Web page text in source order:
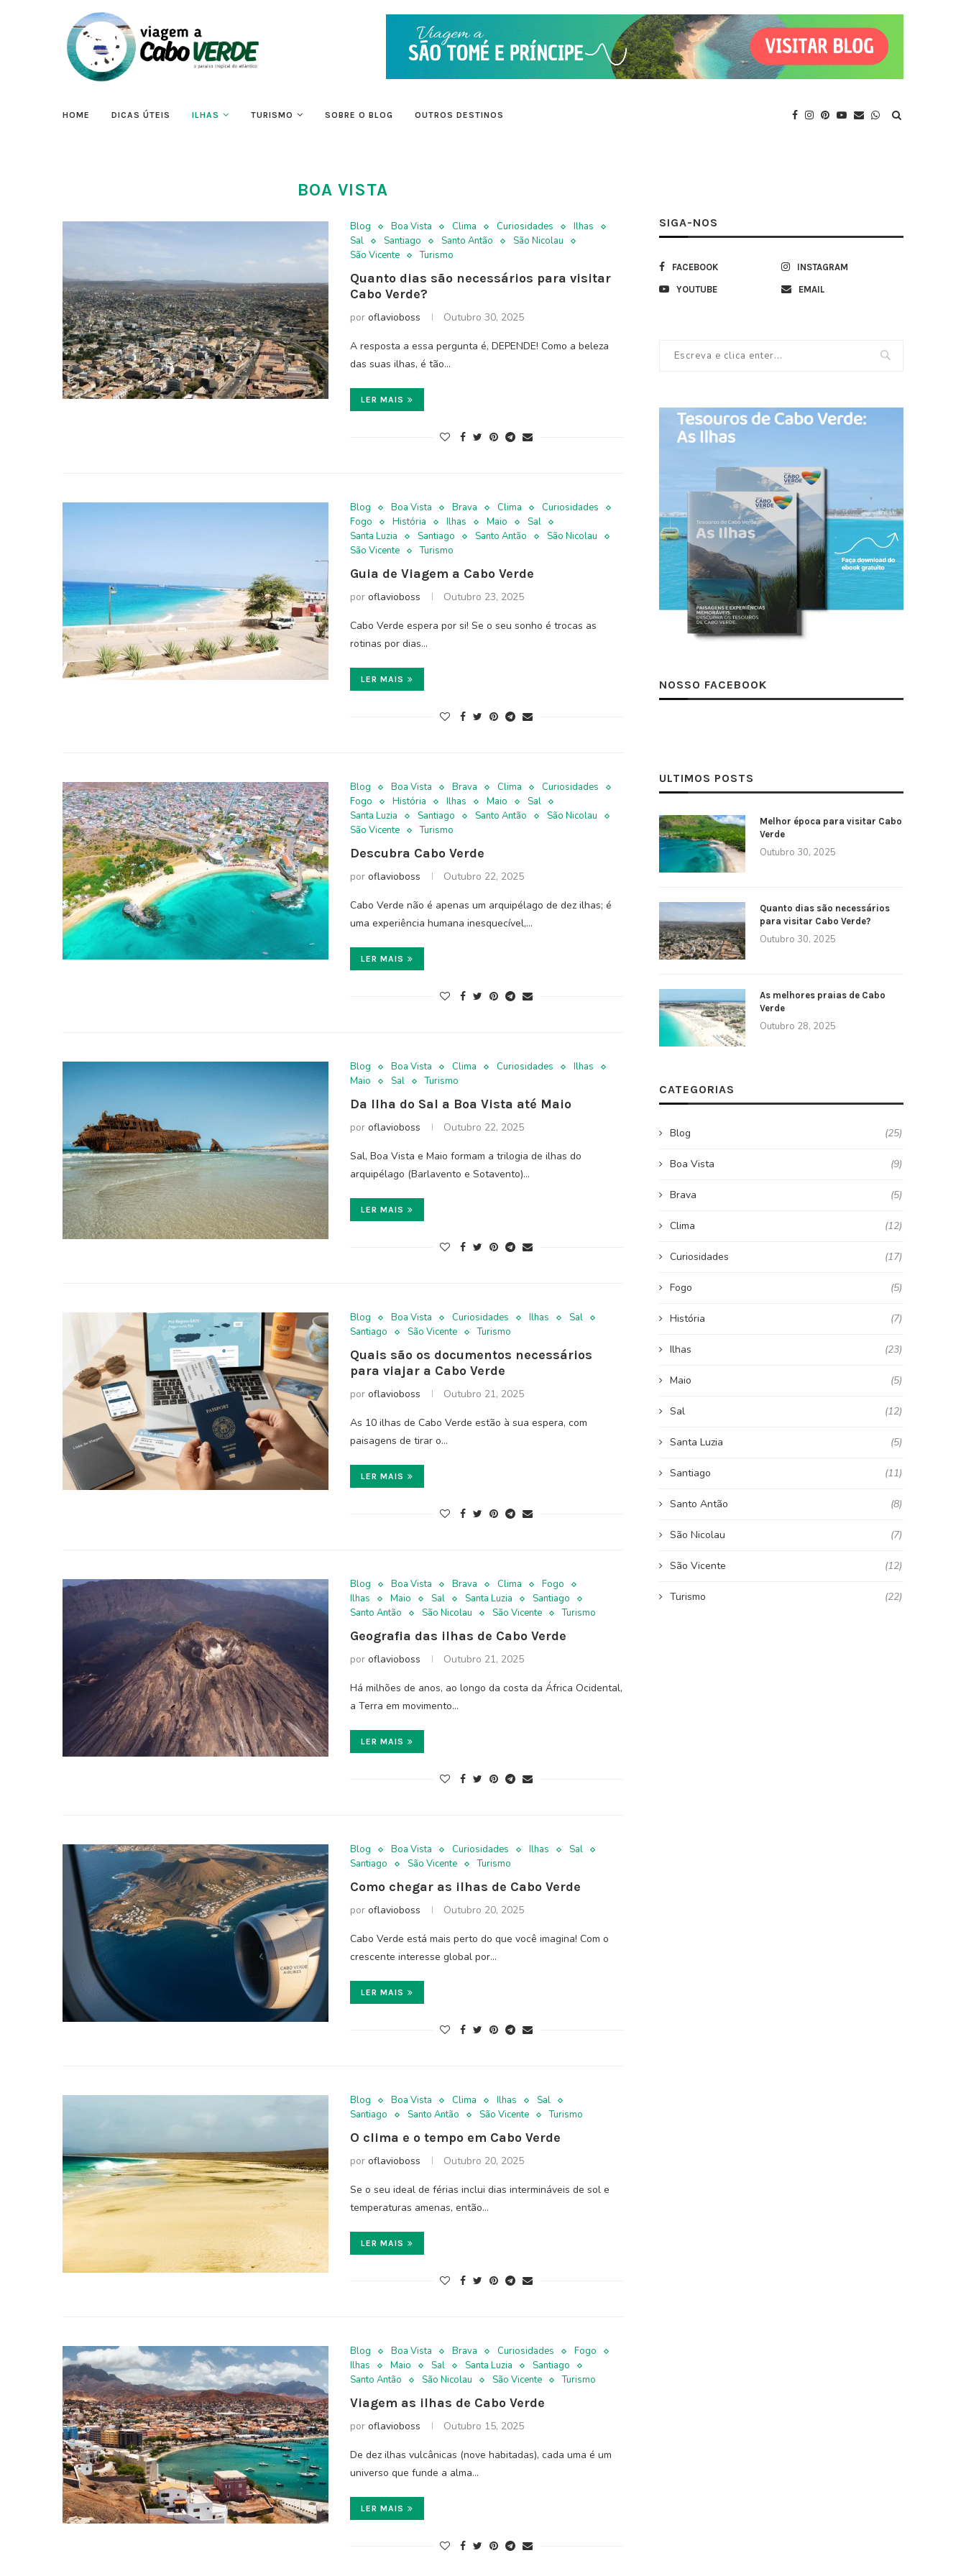
HOME DICAS ÚTEIS ILHAS TURISMO SOBRE O BLOG OUTROS DESTINOS
BOA VISTA
Blog Boa Vista Clima Curiosidades
Ilhas
Sal
Santiago Santo Antão
São Nicolau
São Vicente
Turismo
Quanto dias são necessários para visitar
Cabo Verde?
por oflavioboss Outubro 30, 2025
A resposta a essa pergunta é, DEPENDE! Como a beleza
das suas ilhas, é tão…
LER MAIS
Blog Boa Vista Brava Clima
Curiosidades
Fogo
História Ilhas Maio
Sal
Santa Luzia
Santiago Santo Antão
São Nicolau
São Vicente
Turismo
Guia de Viagem a Cabo Verde
por oflavioboss Outubro 23, 2025
Cabo Verde espera por si! Se o seu sonho é trocas as
rotinas por dias…
LER MAIS
Blog Boa Vista Brava Clima
Curiosidades
Fogo
História Ilhas Maio
Sal
Santa Luzia
Santiago Santo Antão
São Nicolau
São Vicente
Turismo
Descubra Cabo Verde
por oflavioboss Outubro 22, 2025
Cabo Verde não é apenas um arquipélago de dez ilhas; é
uma experiência humana inesquecível,…
LER MAIS
Blog Boa Vista Clima Curiosidades
Ilhas
Maio
Sal Turismo
Da Ilha do Sal a Boa Vista até Maio
por oflavioboss Outubro 22, 2025
Sal, Boa Vista e Maio formam a trilogia de ilhas do
arquipélago (Barlavento e Sotavento)…
LER MAIS
Blog Boa Vista Curiosidades Ilhas
Sal
Santiago
São Vicente Turismo
Quais são os documentos necessários
para viajar a Cabo Verde
por oflavioboss Outubro 21, 2025
As 10 ilhas de Cabo Verde estão à sua espera, com
paisagens de tirar o…
LER MAIS
Blog Boa Vista Brava Clima
Fogo
Ilhas
Maio Sal Santa Luzia
Santiago
Santo Antão
São Nicolau São Vicente Turismo
Geografia das ilhas de Cabo Verde
por oflavioboss Outubro 21, 2025
Há milhões de anos, ao longo da costa da África Ocidental,
a Terra em movimento…
LER MAIS
Blog Boa Vista Curiosidades Ilhas
Sal
Santiago
São Vicente Turismo
Como chegar as ilhas de Cabo Verde
por oflavioboss Outubro 20, 2025
Cabo Verde está mais perto do que você imagina! Com o
crescente interesse global por…
LER MAIS
Blog Boa Vista Clima Ilhas
Sal
Santiago
Santo Antão São Vicente Turismo
O clima e o tempo em Cabo Verde
por oflavioboss Outubro 20, 2025
Se o seu ideal de férias inclui dias intermináveis de sol e
temperaturas amenas, então…
LER MAIS
Blog Boa Vista Brava Curiosidades
Fogo
Ilhas
Maio Sal Santa Luzia
Santiago
Santo Antão
São Nicolau São Vicente Turismo
Viagem as ilhas de Cabo Verde
por oflavioboss Outubro 15, 2025
De dez ilhas vulcânicas (nove habitadas), cada uma é um
universo que funde a alma…
LER MAIS
SIGA-NOS
FACEBOOK INSTAGRAM
YOUTUBE EMAIL
NOSSO FACEBOOK
ULTIMOS POSTS
Melhor época para visitar Cabo
Verde
Outubro 30, 2025
Quanto dias são necessários
para visitar Cabo Verde?
Outubro 30, 2025
As melhores praias de Cabo
Verde
Outubro 28, 2025
CATEGORIAS
Blog (25)
Boa Vista (9)
Brava (5)
Clima (12)
Curiosidades (17)
Fogo (5)
História (7)
Ilhas (23)
Maio (5)
Sal (12)
Santa Luzia (5)
Santiago (11)
Santo Antão (8)
São Nicolau (7)
São Vicente (12)
Turismo (22)